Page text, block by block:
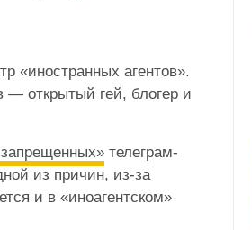
«иностранных агентов».
— открытый гей, блогер и
телеграм-
из причин, из-за
и в «иноагентском»